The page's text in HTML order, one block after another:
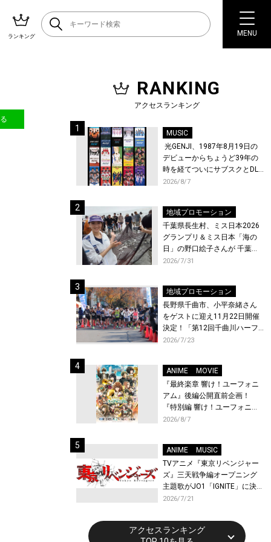
ランキング MENU
RANKING
アクセスランキング
MUSIC
光GENJI、1987年8月19日の
デビューからちょうど39年の
時を経てついにサブスクとDL
配信が解禁！
2026/8/7
地域プロモーション
千葉県長生村、ミス日本2026
グランプリ＆ミス日本「海の
日」の野口絵子さんが 千葉県
唯一の村・長生村で地引網を
2026/7/31
地域プロモーション
長野県千曲市、小平奈緒さん
をゲストに迎え11月22日開催
決定！「第12回千曲川ハーフ
マラソン」エントリー受付開
2026/7/23
ANIME
MOVIE
『最終楽章 響け！ユーフォニ
アム』後編公開直前企画！
『特別編 響け！ユーフォニア
ム〜アンサンブルコンテス
映が決定！
2026/8/7
ANIME
MUSIC
TVアニメ『東京リベンジャー
ズ』三天戦争編オープニング
主題歌がJO1「IGNITE」に決
定！メンバー全員から喜びと
トが到着！9月に東京・大阪で
先行上映会を開催！
2026/7/21
アクセスランキング